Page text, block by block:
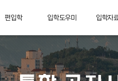
편입학
집요강
지사항
입학도우미
통합 공지사항
Q&A
입학자
기출문제
전년도 모집